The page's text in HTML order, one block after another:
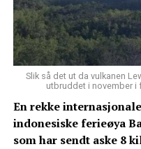
Slik så det ut da vulkanen
utbruddet i november i
En rekke
indonesiske ferieøya
som har sendt aske 8